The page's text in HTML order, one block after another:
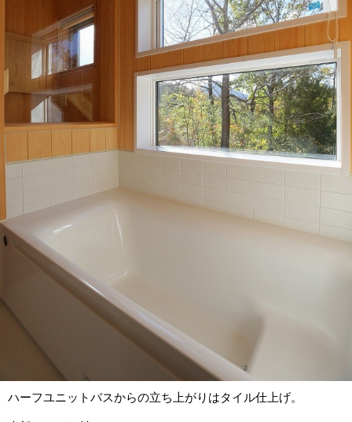
ハーフユニットバスからの立ち上がりはタイル仕上げ。